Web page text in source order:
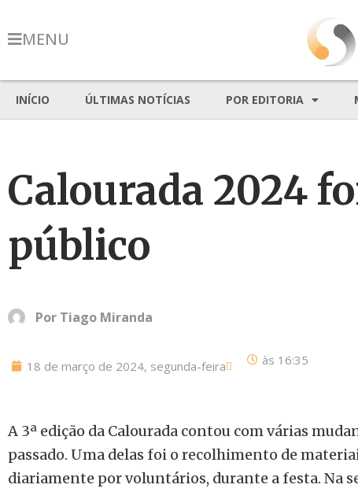
MENU
INÍCIO ÚLTIMAS NOTÍCIAS POR EDITORIA
Calourada 2024
público
Por Tiago Miranda
18 de março de 2024, segunda-feira às 16:35
A 3ª edição da Calourada contou com várias
passado. Uma delas foi o recolhimento de
diariamente por voluntários, durante a festa. Na